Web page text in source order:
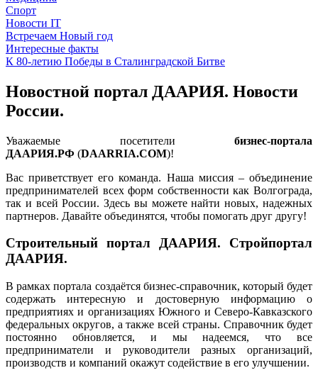
Спорт
Новости IT
Встречаем Новый год
Интересные факты
К 80-летию Победы в Сталинградской Битве
Новостной портал ДААРИЯ. Новости
России.
Уважаемые посетители бизнес-портала
ДААРИЯ.РФ (DAARRIA.COM)!
Вас приветствует его команда. Наша миссия – объединение
предпринимателей всех форм собственности как Волгограда,
так и всей России. Здесь вы можете найти новых, надежных
партнеров. Давайте объединятся, чтобы помогать друг другу!
Строительный портал ДААРИЯ. Стройпортал
ДААРИЯ.
В рамках портала создаётся бизнес-справочник, который будет
содержать интересную и достоверную информацию о
предприятиях и организациях Южного и Северо-Кавказского
федеральных округов, а также всей страны. Справочник будет
постоянно обновляется, и мы надеемся, что все
предприниматели и руководители разных организаций,
производств и компаний окажут содействие в его улучшении.